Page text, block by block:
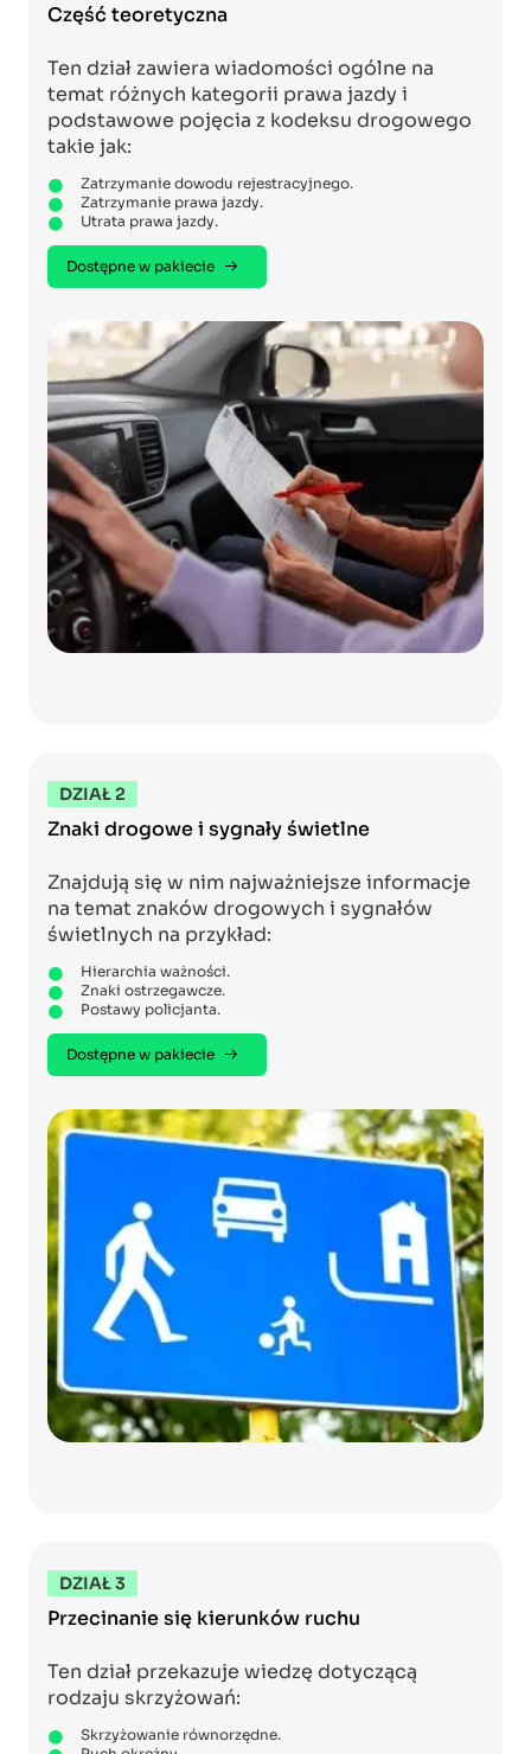
Część teoretyczna
Ten dział zawiera wiadomości ogólne na
temat różnych kategorii prawa jazdy i
podstawowe pojęcia z kodeksu drogowego
takie jak:
Zatrzymanie dowodu rejestracyjnego.
Zatrzymanie prawa jazdy.
Utrata prawa jazdy.
Dostępne w pakiecie
DZIAŁ 2
Znaki drogowe i sygnały świetlne
Znajdują się w nim najważniejsze informacje
na temat znaków drogowych i sygnałów
świetlnych na przykład:
Hierarchia ważności.
Znaki ostrzegawcze.
Postawy policjanta.
Dostępne w pakiecie
DZIAŁ 3
Przecinanie się kierunków ruchu
Ten dział przekazuje wiedzę dotyczącą
rodzaju skrzyżowań:
Skrzyżowanie równorzędne.